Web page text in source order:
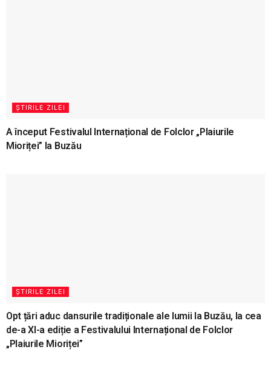
ȘTIRILE ZILEI
A început Festivalul Internațional de Folclor „Plaiurile
Mioriței” la Buzău
ȘTIRILE ZILEI
Opt țări aduc dansurile tradiționale ale lumii la Buzău, la cea
de-a XI-a ediție a Festivalului Internațional de Folclor
„Plaiurile Mioriței”